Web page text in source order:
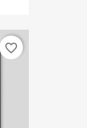
favorite_border